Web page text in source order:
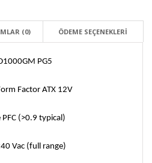
(0) ÖDEME SEÇENEKLERI
PG5
Factor ATX 12V
PFC (>0.9 typical)
Vac (full range)